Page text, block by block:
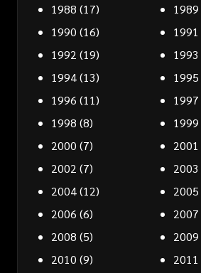
1988 (17) 1989
1990 (16) 1991
1992 (19) 1993
1994(13) 1995
1996 (11) 1997
1998 (8) 1999
2000 (7) 2001
2002 (7) 2003
2004(12) 2005
2006 (6) 2007
2008 (5) 2009
2010 (9) 2011